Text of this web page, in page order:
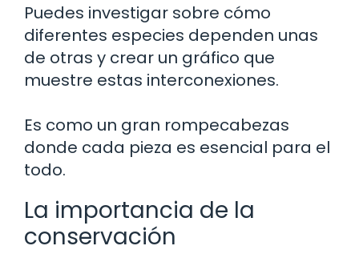
Puedes investigar sobre cómo
diferentes especies dependen unas
de otras y crear un gráfico que
muestre estas interconexiones.
Es como un gran rompecabezas
donde cada pieza es esencial para el
todo.
La importancia de la
conservación